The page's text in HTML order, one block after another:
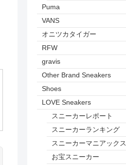
Puma
VANS
オニツカタイガー
RFW
gravis
Other Brand Sneakers
Shoes
LOVE Sneakers
スニーカーレポート
スニーカーランキング
スニーカーマニアックス
お宝スニーカー